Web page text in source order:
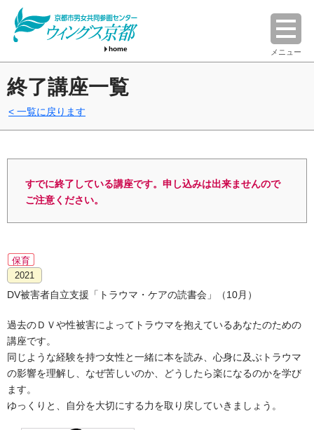
home メニュー
終了講座一覧
一覧に戻ります
すでに終了している講座です。申し込みは出来ませんので
ご注意ください。
保育
2021
DV被害者自立支援「トラウマ・ケアの読書会」（10月）
過去のＤＶや性被害によってトラウマを抱えているあなたのための
講座です。
同じような経験を持つ女性と一緒に本を読み、心身に及ぶトラウマ
の影響を理解し、なぜ苦しいのか、どうしたら楽になるのかを学び
ます。
ゆっくりと、自分を大切にする力を取り戻していきましょう。